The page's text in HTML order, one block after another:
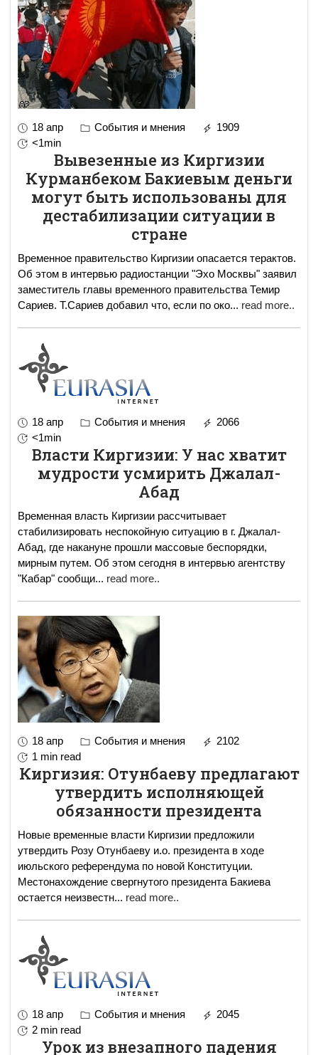
18 апр События и мнения
1909
<1min
Вывезенные из Киргизии
Курманбеком Бакиевым деньги
могут быть использованы для
дестабилизации ситуации в
стране
Временное правительство Киргизии опасается терактов.
Об этом в интервью радиостанции "Эхо Москвы" заявил
заместитель главы временного правительства Темир
Сариев. Т.Сариев добавил что, если по око... read more..
18 апр События и мнения
2066
<1min
Власти Киргизии: У нас хватит
мудрости усмирить Джалал-
Абад
Временная власть Киргизии рассчитывает
стабилизировать неспокойную ситуацию в г. Джалал-
Абад, где накануне прошли массовые беспорядки,
мирным путем. Об этом сегодня в интервью агентству
"Кабар" сообщи... read more..
18 апр События и мнения
2102
1 min read
Киргизия: Отунбаеву предлагают
утвердить исполняющей
обязанности президента
Новые временные власти Киргизии предложили
утвердить Розу Отунбаеву и.о. президента в ходе
июльского референдума по новой Конституции.
Местонахождение свергнутого президента Бакиева
остается неизвестн... read more..
18 апр События и мнения
2045
2 min read
Урок из внезапного падения